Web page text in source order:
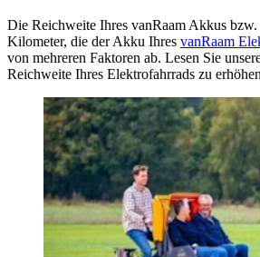
Die Reichweite Ihres vanRaam Akkus
Kilometer, die der Akku Ihres vanRaam
von mehreren Faktoren ab. Lesen Sie
Reichweite Ihres Elektrofahrrads zu